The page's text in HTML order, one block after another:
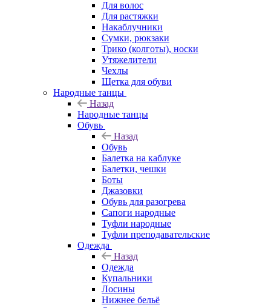
Для волос
Для растяжки
Накаблучники
Сумки, рюкзаки
Трико (колготы), носки
Утяжелители
Чехлы
Щетка для обуви
Народные танцы
Назад
Народные танцы
Обувь
Назад
Обувь
Балетка на каблуке
Балетки, чешки
Боты
Джазовки
Обувь для разогрева
Сапоги народные
Туфли народные
Туфли преподавательские
Одежда
Назад
Одежда
Купальники
Лосины
Нижнее бельё